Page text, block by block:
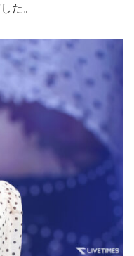
た。